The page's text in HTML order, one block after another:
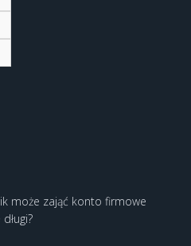
może zająć konto firmowe